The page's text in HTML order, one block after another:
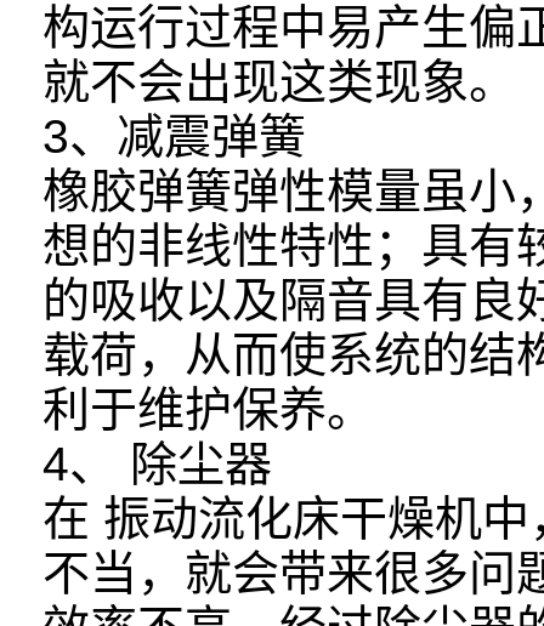
构运行过程中易产生偏
就不会出现这类现象。
3、减震弹簧
橡胶弹簧弹性模量虽小
想的非线性特性；具有
的吸收以及隔音具有良
载荷，从而使系统的结
利于维护保养。
4、 除尘器
在 振动流化床干燥机
不当，就会带来很多问